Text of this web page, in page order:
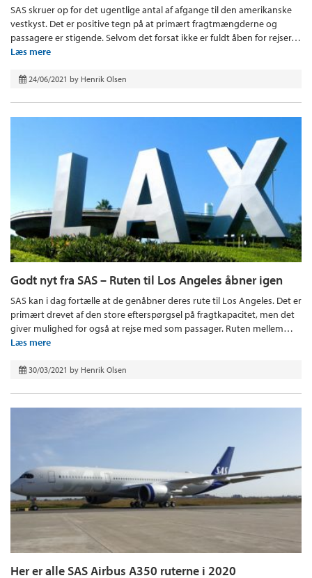
SAS skruer op for det ugentlige antal af afgange til den amerikanske
vestkyst. Det er positive tegn på at primært fragtmængderne og
passagere er stigende. Selvom det forsat ikke er fuldt åben for rejser…
Læs mere
24/06/2021 by Henrik Olsen
Godt nyt fra SAS – Ruten til Los Angeles åbner igen
SAS kan i dag fortælle at de genåbner deres rute til Los Angeles. Det er
primært drevet af den store efterspørgsel på fragtkapacitet, men det
giver mulighed for også at rejse med som passager. Ruten mellem…
Læs mere
30/03/2021 by Henrik Olsen
Her er alle SAS Airbus A350 ruterne i 2020